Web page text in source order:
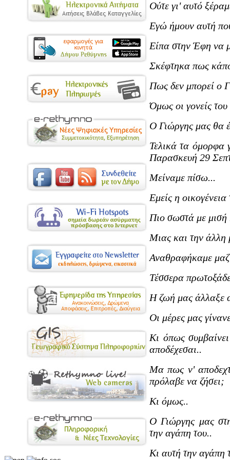
Ούτε γι' αυτό
Εγώ ήμουν αυτή
Είπα στην Έφη να
Σκέφτηκα πως
Πως δεν μπορεί ο
Όμως οι γονείς
Ο Γιώργης μας θα
Τελικά τα όμορφα
Παρασκευή 29
Μείναμε πίσω...
Εμείς η
Πιο σωστά με μισή
Μιας και την άλλη
Αναθραφήκαμε
Τέσσερα
Η ζωή μας άλλαξε
Οι μέρες μας
Κι όπως
αποδέχεσαι..
Μα πως ν'
πρόλαβε να ζήσει;
Κι όμως..
Ο Γιώργης μας
την αγάπη του..
Κι αυτή την αγάπη